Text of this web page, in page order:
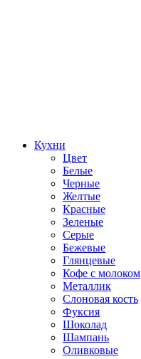
Кухни
Цвет
Белые
Черные
Желтые
Красные
Зеленые
Серые
Бежевые
Глянцевые
Кофе с молоком
Металлик
Слоновая кость
Фуксия
Шоколад
Шампань
Оливковые